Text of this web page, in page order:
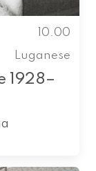
10.00
Luganese
1928–